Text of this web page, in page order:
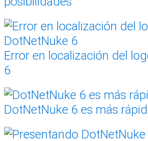
Error en localización del
6
DotNetNuke 6 es más